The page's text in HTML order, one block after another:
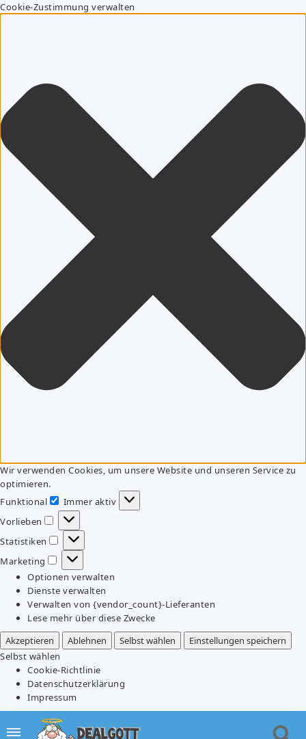
Cookie-Zustimmung verwalten
Wir verwenden Cookies, um unsere Website und unseren Service zu
optimieren.
Funktional
Funktional
Immer aktiv
Vorlieben
Vorlieben
Statistiken
Statistiken
Marketing
Marketing
Optionen verwalten
Dienste verwalten
Verwalten von {vendor_count}-Lieferanten
Lese mehr über diese Zwecke
Akzeptieren
Ablehnen Selbst wählen
Einstellungen speichern
Selbst wählen
Cookie-Richtlinie
Datenschutzerklärung
Impressum